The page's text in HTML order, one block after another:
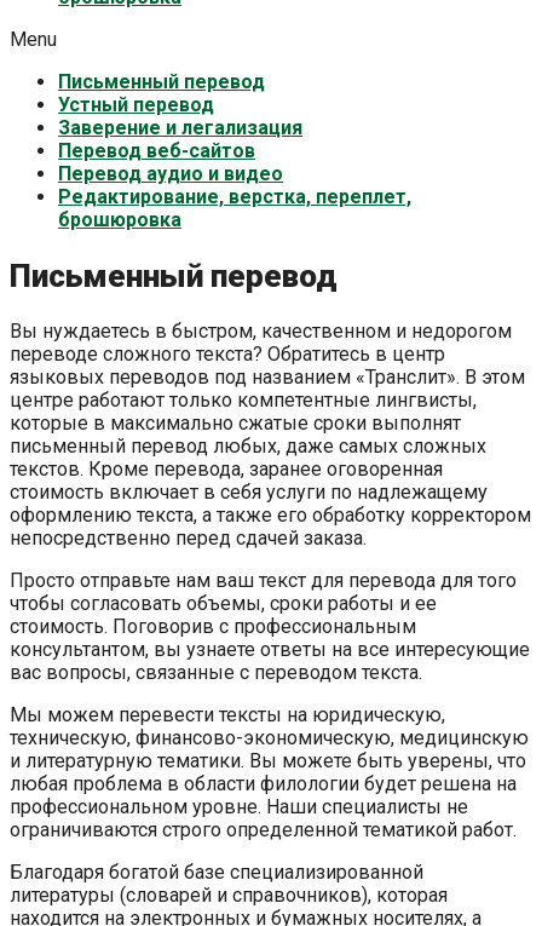
Menu
Письменный перевод
Устный перевод
Заверение и легализация
Перевод веб-сайтов
Перевод аудио и видео
Редактирование, верстка, переплет,
брошюровка
Письменный перевод
Вы нуждаетесь в быстром, качественном и недорогом
переводе сложного текста? Обратитесь в центр
языковых переводов под названием «Транслит». В этом
центре работают только компетентные лингвисты,
которые в максимально сжатые сроки выполнят
письменный перевод любых, даже самых сложных
текстов. Кроме перевода, заранее оговоренная
стоимость включает в себя услуги по надлежащему
оформлению текста, а также его обработку корректором
непосредственно перед сдачей заказа.
Просто отправьте нам ваш текст для перевода для того
чтобы согласовать объемы, сроки работы и ее
стоимость. Поговорив с профессиональным
консультантом, вы узнаете ответы на все интересующие
вас вопросы, связанные с переводом текста.
Мы можем перевести тексты на юридическую,
техническую, финансово-экономическую, медицинскую
и литературную тематики. Вы можете быть уверены, что
любая проблема в области филологии будет решена на
профессиональном уровне. Наши специалисты не
ограничиваются строго определенной тематикой работ.
Благодаря богатой базе специализированной
литературы (словарей и справочников), которая
находится на электронных и бумажных носителях, а